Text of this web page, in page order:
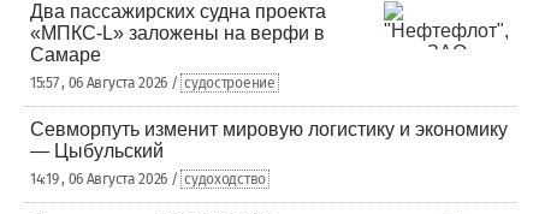
Два пассажирских судна проекта
«МПКС-L» заложены на верфи в
Самаре
15:57 , 06 Августа 2026 / судостроение
Севморпуть изменит мировую логистику и экономику
— Цыбульский
14:19 , 06 Августа 2026 / судоходство